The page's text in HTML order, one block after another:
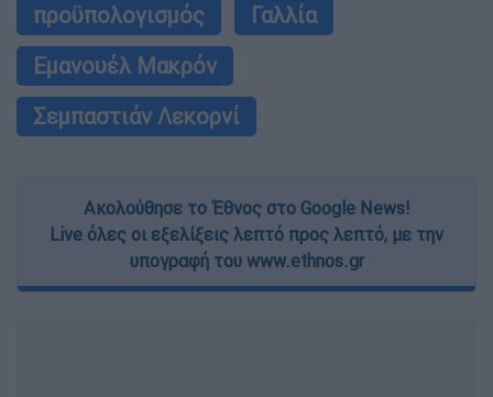
προϋπολογισμός
Γαλλία
Εμανουέλ Μακρόν
Σεμπαστιάν Λεκορνί
Ακολούθησε το Έθνος στο Google News!
Live όλες οι εξελίξεις λεπτό προς λεπτό, με την
υπογραφή του www.ethnos.gr